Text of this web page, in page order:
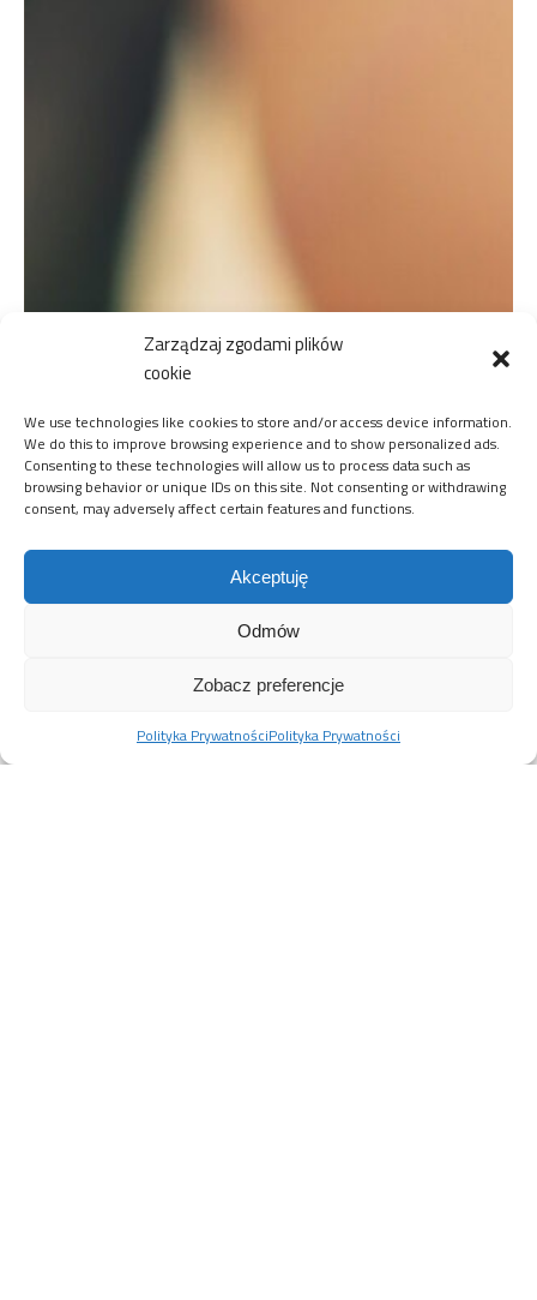
Zarządzaj zgodami plików
cookie
We use technologies like cookies to store and/or access device information.
We do this to improve browsing experience and to show personalized ads.
Consenting to these technologies will allow us to process data such as
browsing behavior or unique IDs on this site. Not consenting or withdrawing
consent, may adversely affect certain features and functions.
Akceptuję
Odmów
Zobacz preferencje
Polityka PrywatnościPolityka Prywatności